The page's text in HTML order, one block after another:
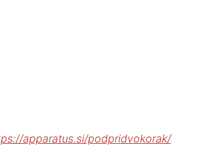
apparatus.si/podpridvokorak/